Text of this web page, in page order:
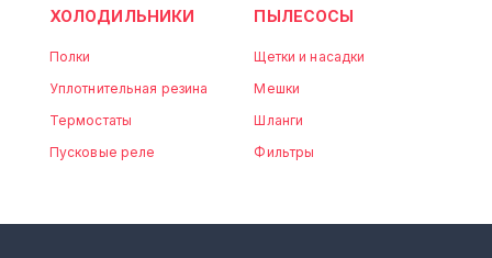
ХОЛОДИЛЬНИКИ
Полки
Уплотнительная резина
Термостаты
Пусковые реле
ПЫЛЕСОСЫ
Щетки и насадки
Мешки
Шланги
Фильтры